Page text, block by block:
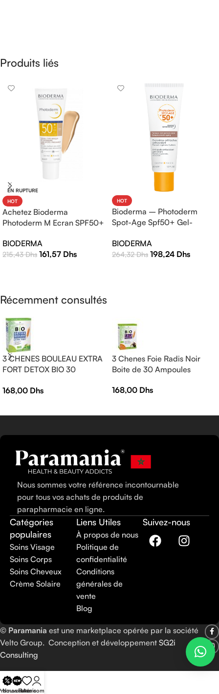
Produits liés
EN RUPTURE
HOT
Achetez Bioderma
Photoderm M Ecran SPF50+
Protection Solaire Haute
Efficacité
BIODERMA
215,43Dhs 161,57 Dhs
HOT
Bioderma – Photoderm
Spot-Age Spf50+ Gel-
BIODERMA
264,32Dhs 198,24 Dhs
Récemment consultés
3 CHENES BOULEAU EXTRA
FORT DETOX BIO 30
168,00 Dhs
3 Chenes Foie Radis Noir
Boite de 30 Ampoules
168,00 Dhs
Nous sommes votre référence incontournable
pour tous vos achats de produits de
parapharmacie en ligne.
Catégories
populaires
Soins Visage
Soins Corps
Soins Cheveux
Crème Solaire
Liens Utiles
À propos de nous
Politique de
confidentialité
Conditions
générales de
vente
Blog
Suivez-nous
© Paramania est une marketplace opérée par la société
Velto Group. Conception et développement SG2i
Consulting
Nouveautés
Favoris
Mon compte